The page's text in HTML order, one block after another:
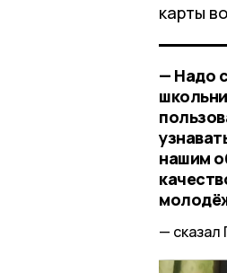
карты
— Надо
нашим
сказал